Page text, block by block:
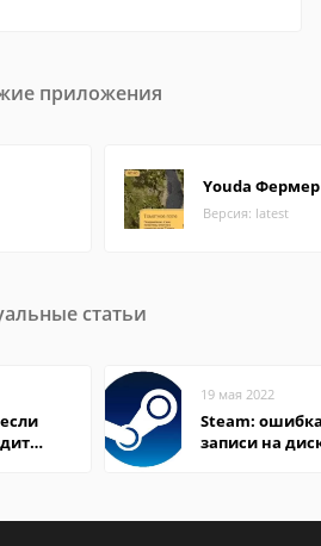
приложения
Youda Фермер
Версия: latest
статьи
19 мая 2022
Steam:
записи на